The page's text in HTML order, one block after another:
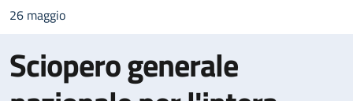
26 maggio
Sciopero generale